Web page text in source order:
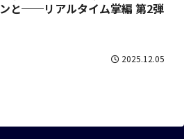
ンと──リアルタイム掌編 第2弾
2025.12.05